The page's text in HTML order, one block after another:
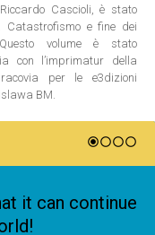
Cascioli, è stato
Catastrofismo e fine dei
volume è stato
con l’imprimatur della
per le e3dizioni
BM.